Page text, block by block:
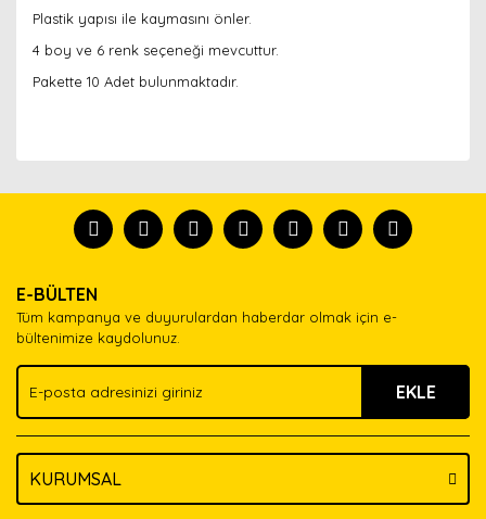
Plastik yapısı ile kaymasını önler.
4 boy ve 6 renk seçeneği mevcuttur.
Pakette 10 Adet bulunmaktadır.
tanısın.
formunu kullanarak tarafımıza iletebilirsiniz.
Görüş ve önerileriniz için teşekkür ederiz.
Ürün açıklamasında eksik bilgiler bulunuyor.
Ürün bilgilerinde hatalar bulunuyor.
Ürün fiyatı diğer sitelerden daha pahalı.
Bu ürüne benzer farklı alternatifler olmalı.
E-BÜLTEN
Tüm kampanya ve duyurulardan haberdar olmak için e-
bültenimize kaydolunuz.
EKLE
KURUMSAL